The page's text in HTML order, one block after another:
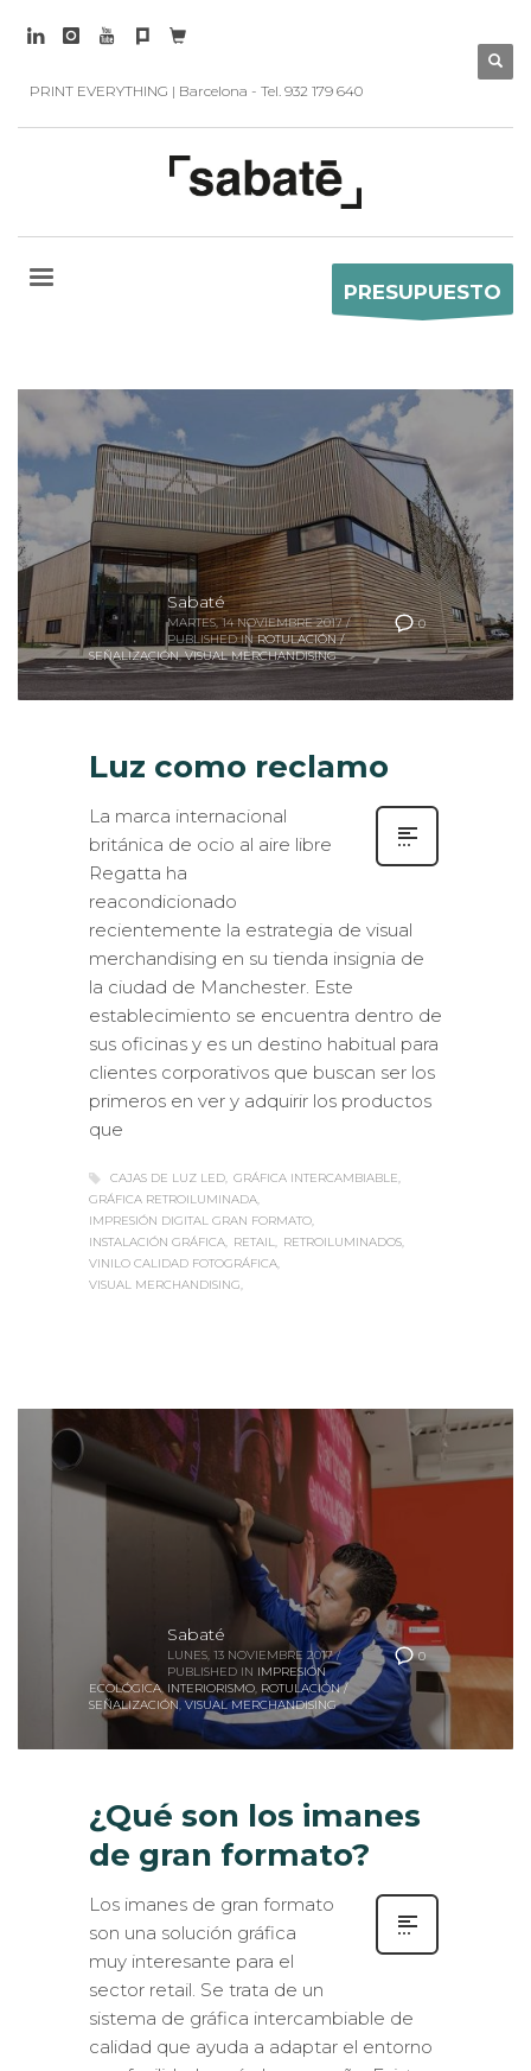
PRINT EVERYTHING | Barcelona - Tel. 932 179 640
0
Sabaté
MARTES, 14 NOVIEMBRE 2017 /
PUBLISHED IN ROTULACIÓN /
SEÑALIZACIÓN,VISUAL MERCHANDISING
Luz como reclamo
británica de ocio al aire libre
Regatta ha
reacondicionado
recientemente la estrategia de visual
merchandising en su tienda insignia de
la ciudad de Manchester. Este
establecimiento se encuentra dentro de
sus oficinas y es un destino habitual para
clientes corporativos que buscan ser los
primeros en ver y adquirir los productos
que
GRÁFICA RETROILUMINADA
IMPRESIÓN DIGITAL GRAN FORMATO
INSTALACIÓN GRÁFICA RETAIL RETROILUMINADOS
VINILO CALIDAD FOTOGRÁFICA
VISUAL MERCHANDISING
LUNES, 13 NOVIEMBRE 2017
PUBLISHED IN IMPRESIÓN
ECOLÓGICA
INTERIORISMO ,ROTULACIÓN /
SEÑALIZACIÓN,VISUAL MERCHANDISING
¿Qué son los imanes
de gran formato?
son una solución gráfica
muy interesante para el
sector retail. Se trata de un
sistema de gráfica intercambiable de
calidad que ayuda a adaptar el entorno
con facilidad según la campaña. Existen